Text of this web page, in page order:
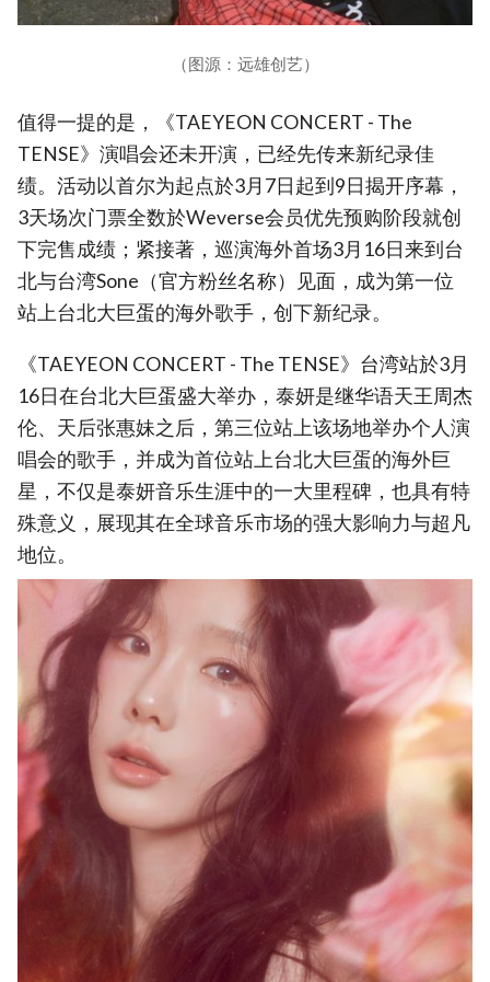
（图源：远雄创艺）
值得一提的是，《TAEYEON CONCERT - The
TENSE》演唱会还未开演，已经先传来新纪录佳
绩。活动以首尔为起点於3月7日起到9日揭开序幕，
3天场次门票全数於Weverse会员优先预购阶段就创
下完售成绩；紧接著，巡演海外首场3月16日来到台
北与台湾Sone（官方粉丝名称）见面，成为第一位
站上台北大巨蛋的海外歌手，创下新纪录。
《TAEYEON CONCERT - The TENSE》台湾站於3月
16日在台北大巨蛋盛大举办，泰妍是继华语天王周杰
伦、天后张惠妹之后，第三位站上该场地举办个人演
唱会的歌手，并成为首位站上台北大巨蛋的海外巨
星，不仅是泰妍音乐生涯中的一大里程碑，也具有特
殊意义，展现其在全球音乐市场的强大影响力与超凡
地位。